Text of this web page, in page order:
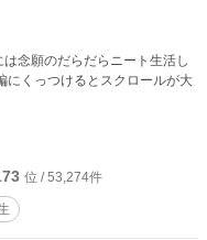
は念願のだらだらニート生活し
にくっつけるとスクロールが大
位 / 53,274件